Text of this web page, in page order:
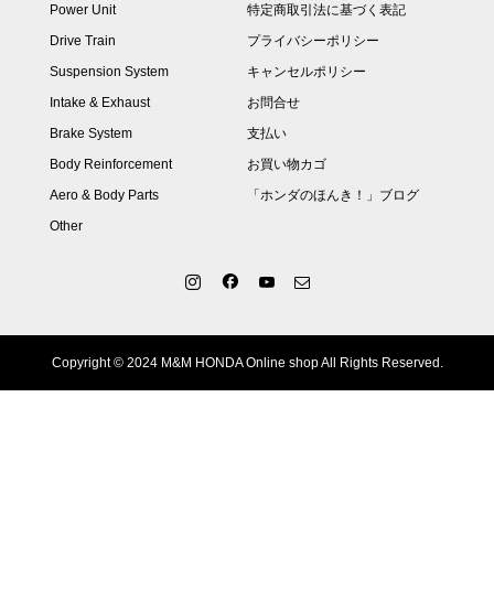
Power Unit
Drive Train
Suspension System
Intake & Exhaust
Brake System
Body Reinforcement
Aero & Body Parts
Other
特定商取引法に基づく表記
プライバシーポリシー
キャンセルポリシー
お問合せ
支払い
お買い物カゴ
「ホンダのほんき！」ブログ
Copyright © 2024 M&M HONDA Online shop All Rights Reserved.